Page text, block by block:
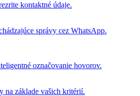
kontaktné údaje.
správy cez WhatsApp.
označovanie hovorov.
na základe vašich kritérií.